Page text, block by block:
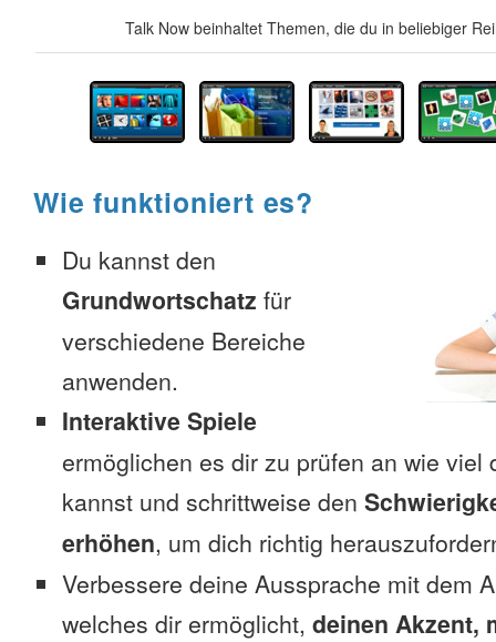
Talk Now beinhaltet Themen, die du in beliebiger
Wie funktioniert es?
Du kannst den
Grundwortschatz für
verschiedene Bereiche
anwenden.
Interaktive Spiele
ermöglichen es dir zu prüfen an wie viel
kannst und schrittweise den
erhöhen, um dich richtig
Verbessere deine Aussprache mit dem
welches dir ermöglicht, deinen Akzent,